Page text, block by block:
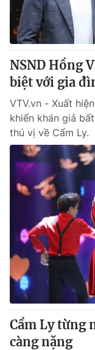
NSND Hồng
biệt với gia
VTV.vn - Xuất
khiến khán giả
thú vị về Cẩm Ly.
Cẩm Ly từng
càng nặng